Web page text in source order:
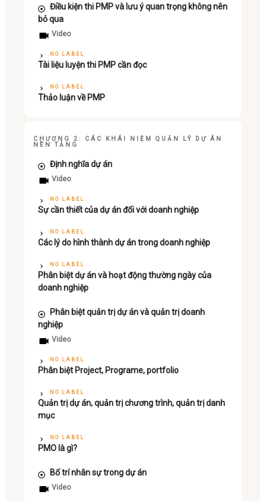
Điều kiện thi PMP và lưu ý quan trọng không nên
bỏ qua
Video
NO LABEL
Tài liệu luyện thi PMP cần đọc
NO LABEL
Thảo luận về PMP
CHƯƠNG 2: CÁC KHÁI NIỆM QUẢN LÝ DỰ ÁN
NỀN TẢNG
Định nghĩa dự án
Video
NO LABEL
Sự cần thiết của dự án đối với doanh nghiệp
NO LABEL
Các lý do hình thành dự án trong doanh nghiệp
NO LABEL
Phân biệt dự án và hoạt động thường ngày của
doanh nghiệp
Phân biệt quản trị dự án và quản trị doanh
nghiệp
Video
NO LABEL
Phân biệt Project, Programe, portfolio
NO LABEL
Quản trị dự án, quản trị chương trình, quản trị danh
mục
NO LABEL
PMO là gì?
Bố trí nhân sự trong dự án
Video